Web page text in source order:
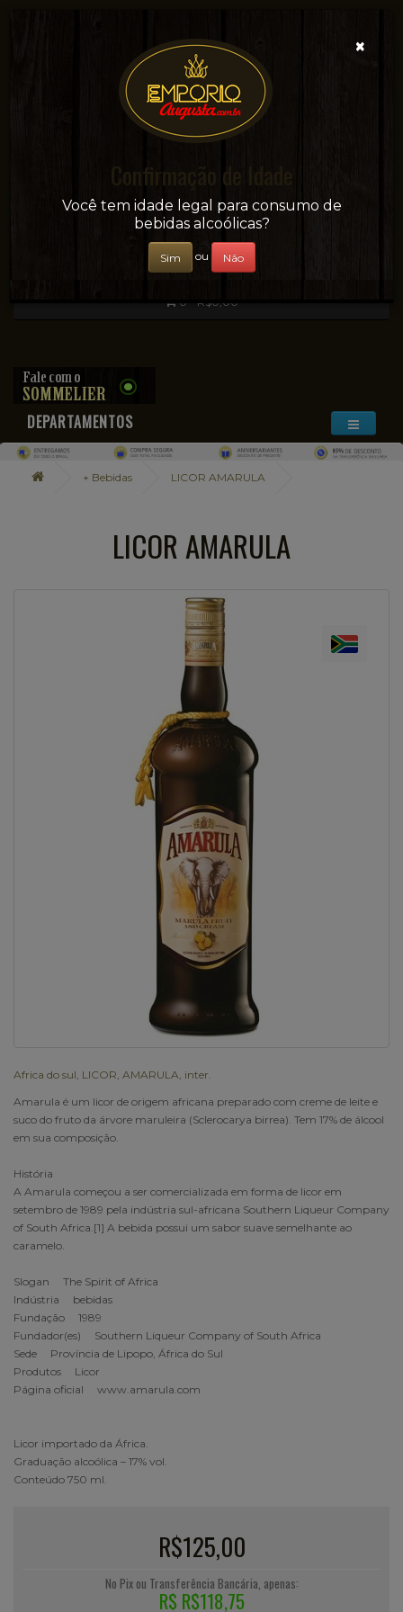
Sua conveniência e adega on-line!
0 - R$0,00
DEPARTAMENTOS
+ Bebidas LICOR AMARULA
LICOR AMARULA
Africa do sul LICOR AMARULA inter.
Amarula é um licor de origem africana preparado com creme de leite e
suco do fruto da árvore maruleira (Sclerocarya birrea). Tem 17% de álcool
em sua composição.
História
A Amarula começou a ser comercializada em forma de licor em
setembro de 1989 pela indústria sul-africana Southern Liqueur Company
of South Africa.[1] A bebida possui um sabor suave semelhante ao
caramelo.
Slogan The Spirit of Africa
Indústria bebidas
Fundação 1989
Fundador(es) Southern Liqueur Company of South Africa
Sede Província de Lipopo, África do Sul
Produtos Licor
Página oficial www.amarula.com
Licor importado da África.
Graduação alcoólica – 17% vol.
Conteúdo 750 ml.
R$125,00
No Pix ou Transferência Bancária, apenas:
R$ R$118,75
×
Confirmação de Idade
Você tem idade legal para consumo de
bebidas alcoólicas?
Sim ou Não